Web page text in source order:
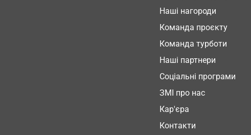
Наші нагороди
Команда проєкту
Команда турботи
Наші партнери
Соціальні програми
ЗМІ про нас
Кар'єра
Контакти